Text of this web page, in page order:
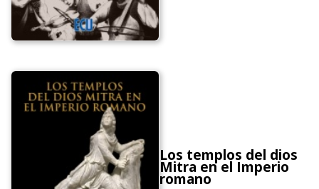
Los templos del dios
Mitra en el Imperio
romano